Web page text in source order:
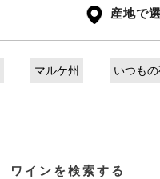
産地で
マルケ州 いつも
ワインを検索する